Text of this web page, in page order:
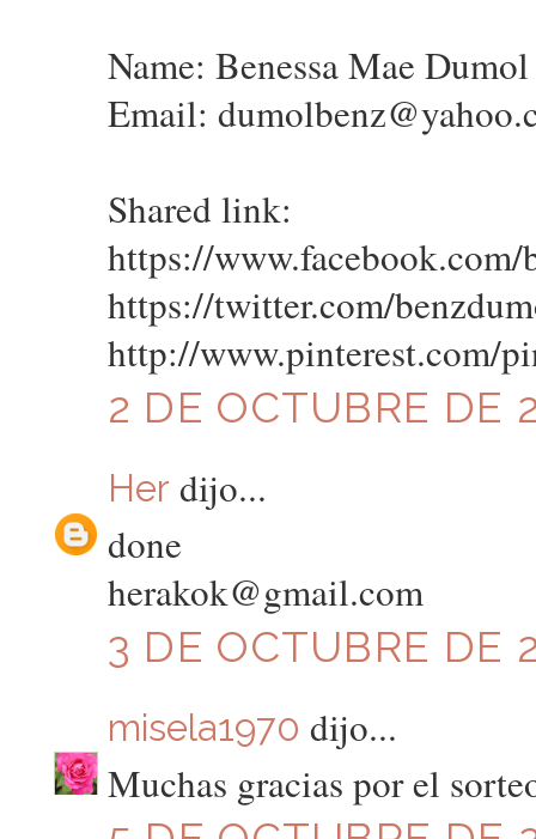
Name: Benessa Mae Dumol
Email:
Shared link:
https://
https://twitter.com/
http://www.pinterest.com/
2 DE OCTUBRE DE
Her dijo...
done
herakok@gmail.com
3 DE OCTUBRE DE
misela1970 dijo...
Muchas gracias por el